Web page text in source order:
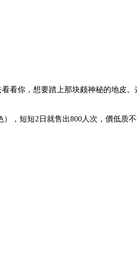
看你，想要踏上那块颇神秘的地皮。
，短短2日就售出800人次，價低质